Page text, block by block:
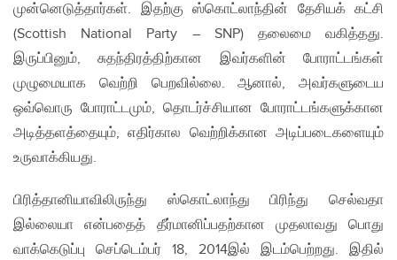
முன்னெடுத்தார்கள். இதற்கு ஸ்கொட்லாந்தின் தேசியக் கட்சி
(Scottish National Party – SNP) தலைமை வகித்தது.
இருப்பினும், சுதந்திரத்திற்கான இவர்களின் போராட்டங்கள்
முழுமையாக வெற்றி பெறவில்லை. ஆனால், அவர்களுடைய
ஒவ்வொரு போராட்டமும், தொடர்ச்சியான போராட்டங்களுக்கான
அடித்தளத்தையும், எதிர்கால வெற்றிக்கான அடிப்படைகளையும்
உருவாக்கியது.
பிரித்தானியாவிலிருந்து ஸ்கொட்லாந்து பிரிந்து செல்வதா
இல்லையா என்பதைத் தீர்மானிப்பதற்கான முதலாவது பொது
வாக்கெடுப்பு செப்டெம்பர் 18, 2014இல் இடம்பெற்றது. இதில்